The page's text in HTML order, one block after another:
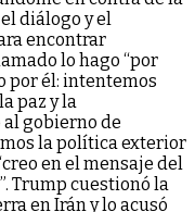
diálogo y el
encontrar
lo hago “por
por él: intentemos
paz y la
al gobierno de
la política exterior
en el mensaje del
Trump cuestionó la
en Irán y lo acusó